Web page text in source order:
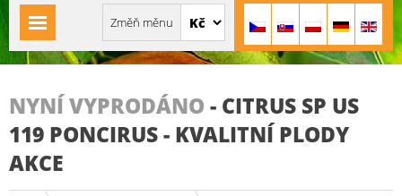
NYNÍ VYPRODÁNO - CITRUS SP US
119 PONCIRUS - KVALITNÍ PLODY
AKCE